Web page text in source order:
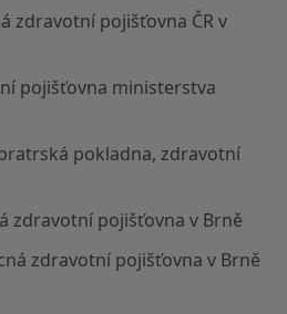
zdravotní pojišťovna ČR v
pojišťovna ministerstva
pokladna, zdravotní
zdravotní pojišťovna v Brně
zdravotní pojišťovna v Brně